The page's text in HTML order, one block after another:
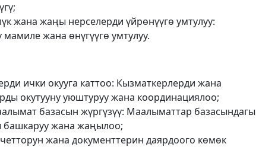
жана жаңы нерселерди үйрөнүүгө умтулуу:
мамиле жана өнүгүүгө умтулуу.
ички окууга каттоо: Кызматкерлерди жана
окутууну уюштуруу жана координациялоо;
базасын жүргүзүү: Маалыматтар базасындагы
жана жаңылоо;
жана документтерин даярдоого көмөк